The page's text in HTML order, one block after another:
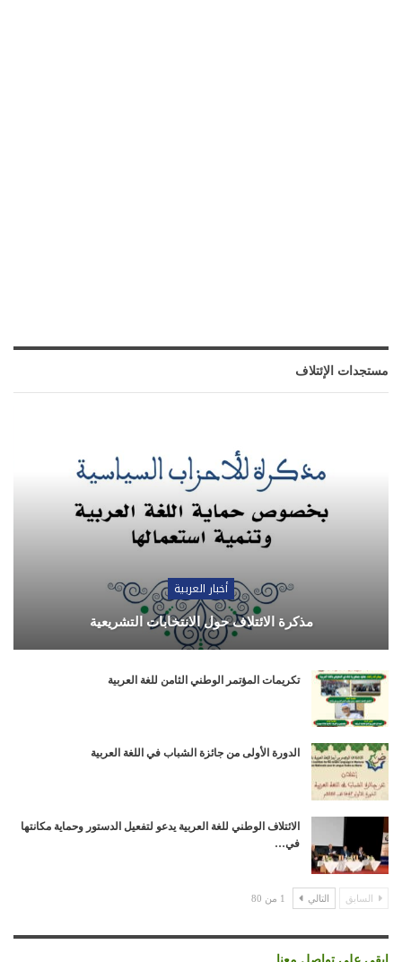
مستجدات الإئتلاف
أخبار العربية
مذكرة الائتلاف حول الانتخابات التشريعية
تكريمات المؤتمر الوطني الثامن للغة العربية
الدورة الأولى من جائزة الشباب في اللغة العربية
الائتلاف الوطني للغة العربية يدعو لتفعيل الدستور وحماية مكانتها
في…
السابق التالي 1 من 80